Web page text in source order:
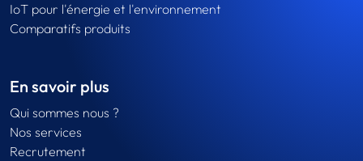
IoT pour l'énergie et l'environnement
Comparatifs produits
En savoir plus
Qui sommes nous ?
Nos services
Recrutement